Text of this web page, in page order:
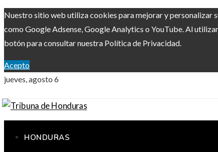
Nuestro sitio web utiliza cookies para mejorar y personalizar
como Google Adsense, Google Analytics o YouTube. Al
botón para consultar nuestra Política de Privacidad.
Acepto
jueves, agosto 6
HONDURAS